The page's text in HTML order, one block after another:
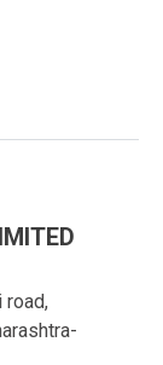
road,